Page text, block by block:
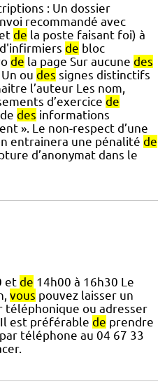
: Un dossier
recommandé avec
de la poste faisant foi) à
de bloc
de la page Sur aucune des
ou des signes distinctifs
l’auteur Les nom,
d’exercice de
des informations
». Le non-respect d’une
entrainera une pénalité de
d’anonymat dans le
et de 14h00 à 16h30 Le
vous pouvez laisser un
téléphonique ou adresser
est préférable de prendre
par téléphone au 04 67 33